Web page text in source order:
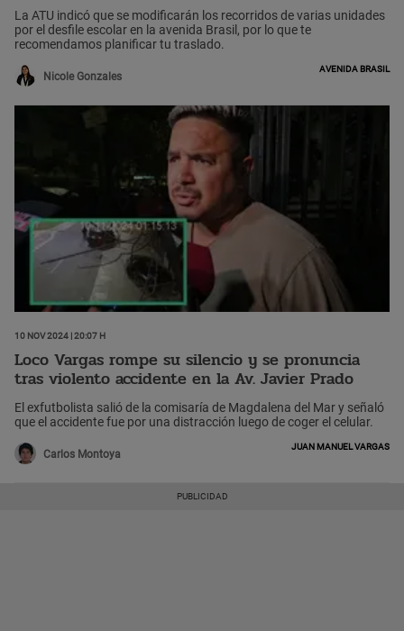
La ATU indicó que se modificarán los recorridos de varias unidades
por el desfile escolar en la avenida Brasil, por lo que te
recomendamos planificar tu traslado.
Nicole Gonzales
Avenida Brasil
10 Nov 2024 | 20:07 h
Loco Vargas rompe su silencio y se pronuncia
tras violento accidente en la Av. Javier Prado
El exfutbolista salió de la comisaría de Magdalena del Mar y señaló
que el accidente fue por una distracción luego de coger el celular.
Carlos Montoya
Juan Manuel Vargas